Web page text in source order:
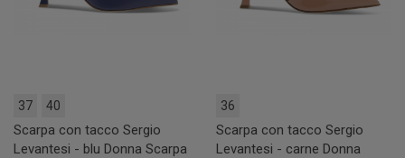
37 40
Scarpa con tacco Sergio
Levantesi - blu Donna Scarpa
36
Scarpa con tacco Sergio
Levantesi - carne Donna